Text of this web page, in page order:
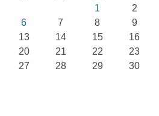
1
2
6 7 8
9
13 14 15
16
20 21 22
23
27 28 29
30